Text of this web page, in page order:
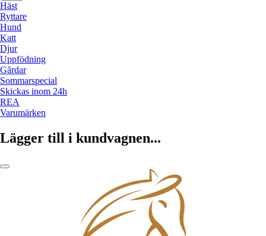
Häst
Ryttare
Hund
Katt
Djur
Uppfödning
Gårdar
Sommarspecial
Skickas inom 24h
REA
Varumärken
Lägger till i kundvagnen...